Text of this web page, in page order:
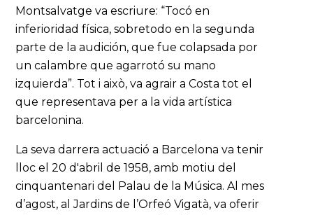
Montsalvatge va escriure: “Tocó en
inferioridad física, sobretodo en la segunda
parte de la audición, que fue colapsada por
un calambre que agarrotó su mano
izquierda”. Tot i això, va agrair a Costa tot el
que representava per a la vida artística
barcelonina.
La seva darrera actuació a Barcelona va tenir
lloc el 20 d'abril de 1958, amb motiu del
cinquantenari del Palau de la Música. Al mes
d’agost, al Jardins de l’Orfeó Vigatà, va oferir